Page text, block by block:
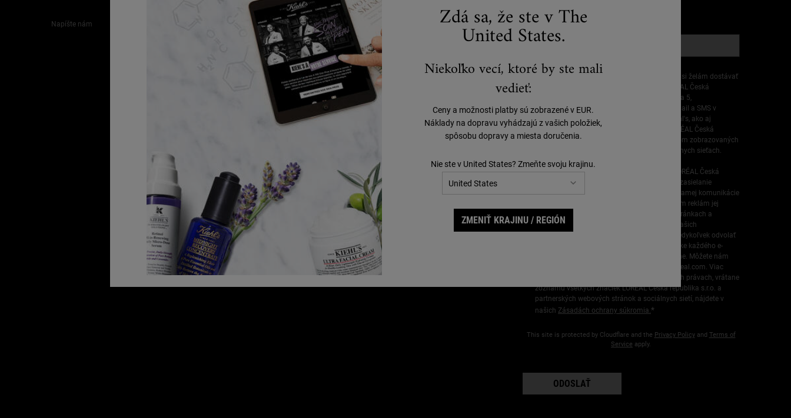
Napíšte nám
Naša história
Udržateľnosť
Blog
Filantropia
(*) Povinné políčka
Vyhlasujem, že mám 16 rokov alebo viac a že si želám dostávať
personalizované ponuky od spoločnosti L’ORÉAL Česká
republika s.r.o., Plzeňská 213/11, 150 00 Praha 5,
prostredníctvom priamej komunikácie cez e-mail a SMS v
súvislosti s produktmi a službami značky Kiehl's, ako aj
prostredníctvom reklám všetkých značiek L’ORÉAL Česká
republika s.r.o. prispôsobených mojim záujmom zobrazovaných
na partnerských webových stránkach a sociálnych sieťach.
Údaje, ktoré poskytnete, použije spoločnosť L’ORÉAL Česká
republika s.r.o. na obohatenie vášho profilu a zasielanie
personalizovaných ponúk prostredníctvom priamej komunikácie
od svojej značky Kiehl's, ako aj prostredníctvom reklám jej
rôznych značiek na partnerských webových stránkach a
sociálnych sieťach a na meranie výkonnosti našich
marketingových aktivít. Svoj súhlas môžete kedykoľvek odvolať
prostredníctvom odkazu, ktorý nájdete v pätičke každého e-
mailu alebo v SMS správe, ktoré vám zasielame. Môžete nám
CESLOR.DPO@loreal.com. Viac
informácií o spracovaní vašich údajov a vašich právach, vrátane
zoznamu všetkých značiek L’ORÉAL Česká republika s.r.o. a
partnerských webových stránok a sociálnych sietí, nájdete v
našich Zásadách ochrany súkromia.*
This site is protected by Cloudflare and the Privacy Policyand Terms of
Service apply.
ODOSLAŤ
Zdá sa, že ste v The
United States.
Niekoľko vecí, ktoré by ste mali
vedieť:
Ceny a možnosti platby sú zobrazené v EUR.
Náklady na dopravu vyhádzajú z vašich položiek,
spôsobu dopravy a miesta doručenia.
Nie ste v United States? Zmeňte svoju krajinu.
ZMENIŤ KRAJINU / REGIÓN